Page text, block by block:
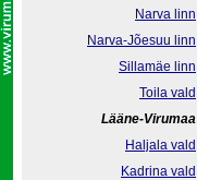
Narva linn
Narva-Jõesuu linn
Sillamäe linn
Toila vald
Lääne-Virumaa
Haljala vald
Kadrina vald